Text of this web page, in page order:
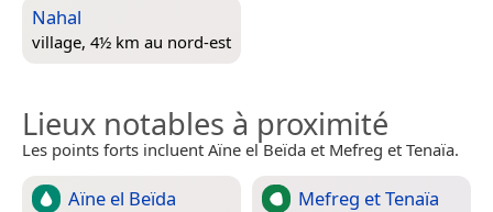
Nahal
village, 4½ km au nord-est
Lieux notables à proximité
Les points forts incluent Aïne el Beïda et Mefreg et Tenaïa.
Aïne el Beïda Mefreg et Tenaïa